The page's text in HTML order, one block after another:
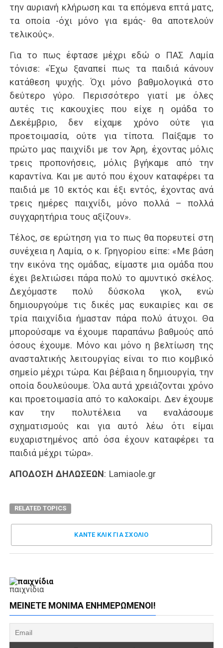
την αυριανή κλήρωση και τα επόμενα επτά ματς,
τα οποία -όχι μόνο για εμάς- θα αποτελούν
τελικούς».
Για το πως έφτασε μέχρι εδώ ο ΠΑΣ Λαμία
τόνισε: «Έχω ξαναπεί πως τα παιδιά κάνουν
κατάθεση ψυχής. Όχι μόνο βαθμολογικά στο
δεύτερο γύρο. Περισσότερο γιατί με όλες
αυτές τις κακουχίες που είχε η ομάδα το
Δεκέμβριο, δεν είχαμε χρόνο ούτε για
προετοιμασία, ούτε για τίποτα. Παίξαμε το
πρώτο μας παιχνίδι με τον Άρη, έχοντας μόλις
τρεις προπονήσεις, μόλις βγήκαμε από την
καραντίνα. Και με αυτό που έχουν καταφέρει τα
παιδιά με 10 εκτός και έξι εντός, έχοντας ανά
τρεις ημέρες παιχνίδι, μόνο πολλά – πολλά
συγχαρητήρια τους αξίζουν».
Τέλος, σε ερώτηση για το πως θα πορευτεί στη
συνέχεια η Λαμία, ο κ. Γρηγορίου είπε: «Με βάση
την εικόνα της ομάδας, είμαστε μια ομάδα που
έχει βελτιώσει πάρα πολύ το αμυντικό σκέλος.
Δεχόμαστε πολύ δύσκολα γκολ, ενώ
δημιουργούμε τις δικές μας ευκαιρίες και σε
τρία παιχνίδια ήμασταν πάρα πολύ άτυχοι. Θα
μπορούσαμε να έχουμε παραπάνω βαθμούς από
όσους έχουμε. Μόνο και μόνο η βελτίωση της
ανασταλτικής λειτουργίας είναι το πιο κομβικό
σημείο μέχρι τώρα. Και βέβαια η δημιουργία, την
οποία δουλεύουμε. Όλα αυτά χρειάζονται χρόνο
και προετοιμασία από το καλοκαίρι. Δεν έχουμε
καν την πολυτέλεια να εναλάσουμε
σχηματισμούς και για αυτό λέω ότι είμαι
ευχαριστημένος από όσα έχουν καταφέρει τα
παιδιά μέχρι τώρα».
ΑΠΟΔΟΣΗ ΔΗΛΩΣΕΩΝ: Lamiaole.gr
RELATED TOPICS
ΚΑΝΤΕ ΚΛΊΚ ΓΙΑ ΣΧΌΛΙΟ
παιχνίδια
ΜΕΊΝΕΤΕ ΜΌΝΙΜΑ ΕΝΗΜΕΡΏΜΕΝΟΙ!